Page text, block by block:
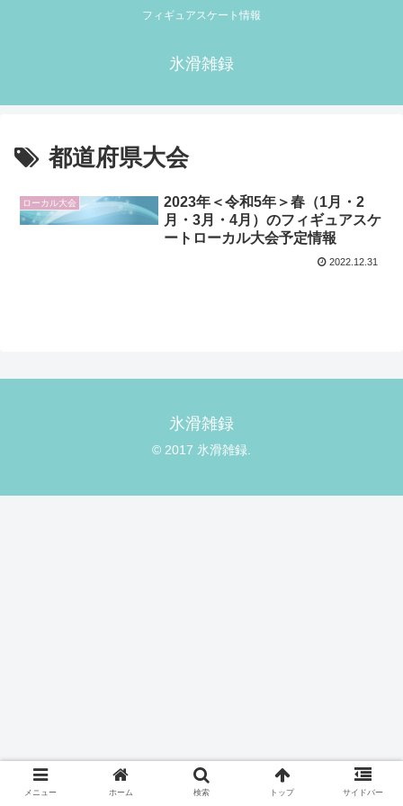
フィギュアスケート情報
氷滑雑録
都道府県大会
ローカル大会
2023年＜令和5年＞春（1月・2
月・3月・4月）のフィギュアスケ
ートローカル大会予定情報
2022.12.31
氷滑雑録
© 2017 氷滑雑録.
メニュー ホーム 検索 トップ サイドバー